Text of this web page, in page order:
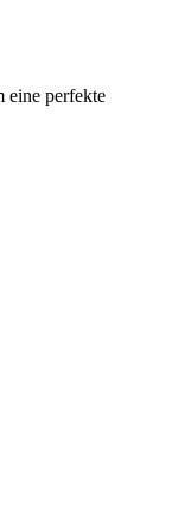
eine perfekte